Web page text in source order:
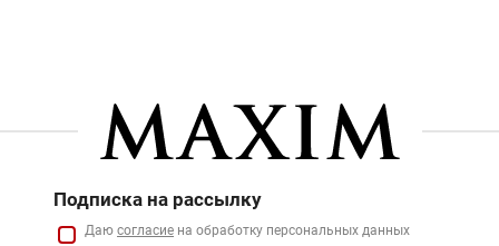
Подписка на рассылку
Даю согласие на обработку персональных данных